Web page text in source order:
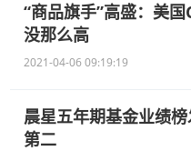
“商品旗手”高盛：美
没那么高
2021-04-06 09:19:19
晨星五年期基金业绩
第二